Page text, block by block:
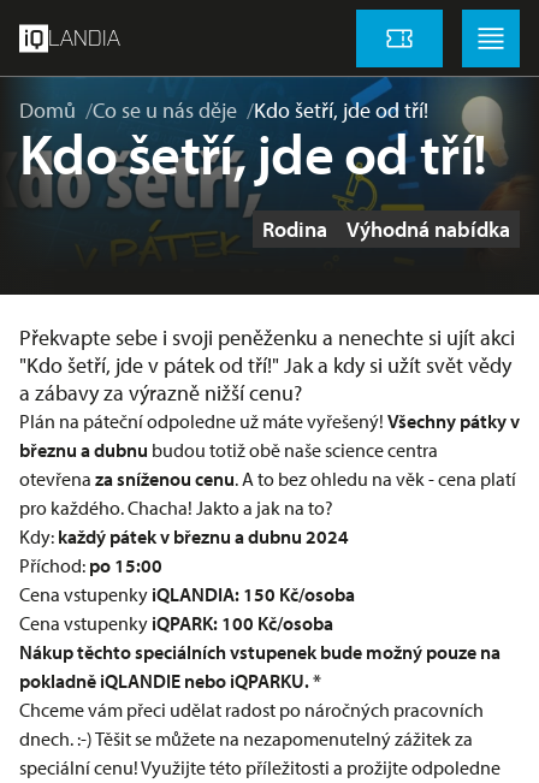
LANDIA Vstupenky
Menu
Domů Co se u nás děje Kdo šetří, jde od tří!
Kdo šetří, jde od tří!
Štítky
Rodina Výhodná nabídka
Překvapte sebe i svoji peněženku a nenechte si ujít akci
"Kdo šetří, jde v pátek od tří!" Jak a kdy si užít svět vědy
a zábavy za výrazně nižší cenu?
Plán na páteční odpoledne už máte vyřešený! Všechny pátky v
březnu a dubnu budou totiž obě naše science centra
otevřena za sníženou cenu. A to bez ohledu na věk - cena platí
pro každého. Chacha! Jakto a jak na to?
Kdy: každý pátek v březnu a dubnu 2024
Příchod: po 15:00
Cena vstupenky iQLANDIA: 150 Kč/osoba
Cena vstupenky iQPARK: 100 Kč/osoba
Nákup těchto speciálních vstupenek bude možný pouze na
pokladně iQLANDIE nebo iQPARKU. *
Chceme vám přeci udělat radost po náročných pracovních
dnech. :-) Těšit se můžete na nezapomenutelný zážitek za
speciální cenu! Využijte této příležitosti a prožijte odpoledne